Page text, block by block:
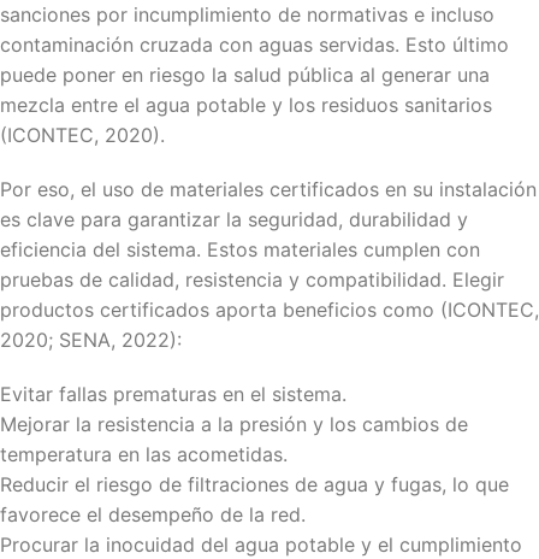
sanciones por incumplimiento de normativas e incluso
contaminación cruzada con aguas servidas. Esto último
puede poner en riesgo la salud pública al generar una
mezcla entre el agua potable y los residuos sanitarios
(ICONTEC, 2020).
Por eso, el uso de materiales certificados en su instalación
es clave para garantizar la seguridad, durabilidad y
eficiencia del sistema. Estos materiales cumplen con
pruebas de calidad, resistencia y compatibilidad. Elegir
productos certificados aporta beneficios como (ICONTEC,
2020; SENA, 2022):
Evitar fallas prematuras en el sistema.
Mejorar la resistencia a la presión y los cambios de
temperatura en las acometidas.
Reducir el riesgo de filtraciones de agua y fugas, lo que
favorece el desempeño de la red.
Procurar la inocuidad del agua potable y el cumplimiento